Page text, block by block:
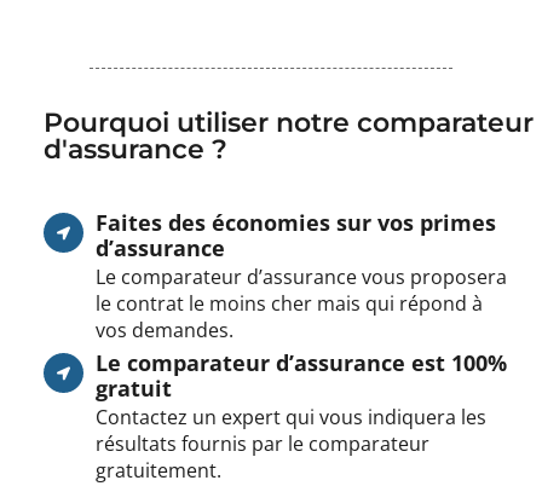
Pourquoi utiliser notre comparateur
d'assurance ?
Faites des économies sur vos primes
d’assurance
Le comparateur d’assurance vous proposera
le contrat le moins cher mais qui répond à
vos demandes.
Le comparateur d’assurance est 100%
gratuit
Contactez un expert qui vous indiquera les
résultats fournis par le comparateur
gratuitement.